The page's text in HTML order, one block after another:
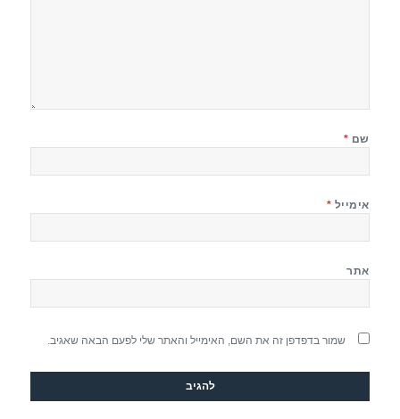
שם *
אימייל *
אתר
שמור בדפדפן זה את השם, האימייל והאתר שלי לפעם הבאה שאגיב.